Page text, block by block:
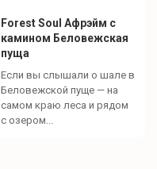
Forest Soul Афрэйм с
камином Беловежская
пуща
Если вы слышали о шале в
Беловежской пуще — на
самом краю леса и рядом
с озером...